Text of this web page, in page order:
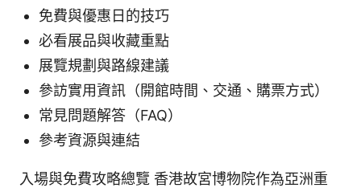
免費與優惠日的技巧
必看展品與收藏重點
展覽規劃與路線建議
參訪實用資訊（開館時間、交通、購票方式）
常見問題解答（FAQ）
參考資源與連結
入場與免費攻略總覽 香港故宮博物院作為亞洲重